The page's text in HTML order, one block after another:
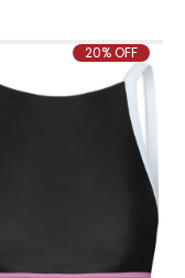
20% OFF